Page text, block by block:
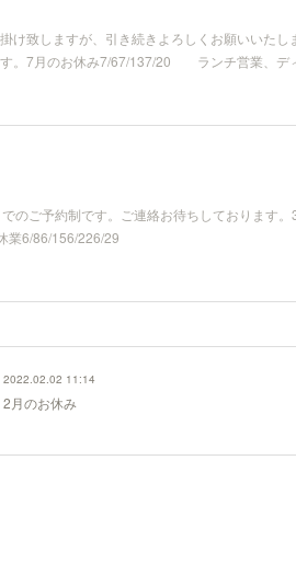
け致しますが、引き続きよろしくお願いいたし
す。7月のお休み7/67/137/20 ランチ営業、デ
のご予約制です。ご連絡お待ちしております。
業6/86/156/226/29
2022.02.02 11:14
2月のお休み